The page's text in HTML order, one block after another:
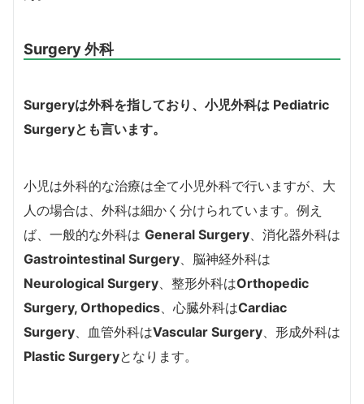
Surgery 外科
Surgeryは外科を指しており、小児外科は Pediatric
Surgeryとも言います。
小児は外科的な治療は全て小児外科で行いますが、大
人の場合は、外科は細かく分けられています。 例え
ば、一般的な外科は General Surgery、消化器外科は
Gastrointestinal Surgery、脳神経外科は
Neurological Surgery、整形外科はOrthopedic
Surgery, Orthopedics、心臓外科はCardiac
Surgery、血管外科はVascular Surgery、形成外科は
Plastic Surgeryとなります。